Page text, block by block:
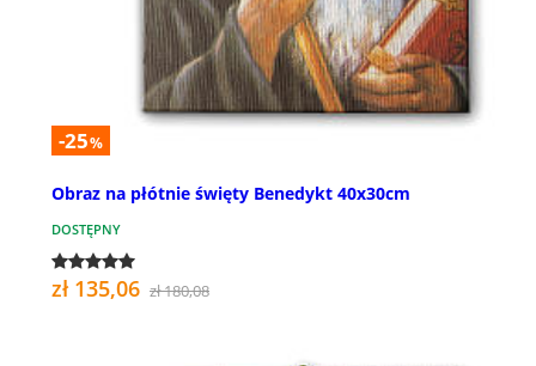
-25%
Obraz na płótnie święty Benedykt 40x30cm
DOSTĘPNY
zł 135,06 zł 180,08